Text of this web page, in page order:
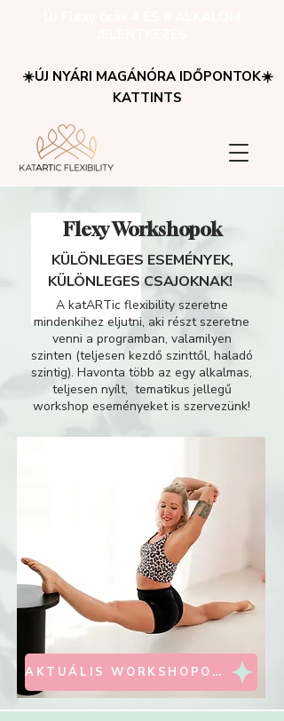
☀️ÚJ NYÁRI MAGÁNÓRA IDŐPONTOK☀️
KATTINTS
Flexy Workshopok
KÜLÖNLEGES ESEMÉNYEK,
KÜLÖNLEGES CSAJOKNAK!
A katARTic flexibility szeretne
mindenkihez eljutni, aki részt szeretne
venni a programban, valamilyen
szinten (teljesen kezdő szinttől, haladó
szintig). Havonta több az egy alkalmas,
teljesen nyílt, tematikus jellegű
workshop eseményeket is szervezünk!
AKTUÁLIS WORKSHOPOK